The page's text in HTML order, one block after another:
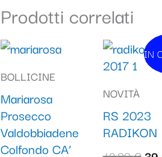
Prodotti correlati
BOLLICINE
Mariarosa
Prosecco
Valdobbiadene
Colfondo CA’
IN
NOVITÀ
RS 2023
RADIKON
Il